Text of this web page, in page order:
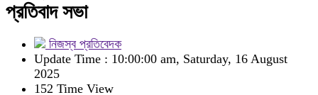
প্রতিবাদ সভা
নিজস্ব প্রতিবেদক
Update Time : 10:00:00 am, Saturday, 16 August
2025
152 Time View